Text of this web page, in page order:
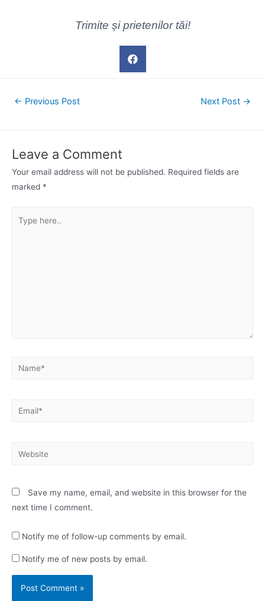
Trimite și prietenilor tăi!
← Previous Post Next Post →
Leave a Comment
Your email address will not be published. Required fields are
marked *
Save my name, email, and website in this browser for the
next time I comment.
Notify me of follow-up comments by email.
Notify me of new posts by email.